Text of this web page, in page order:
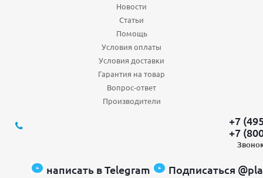
Новости
Статьи
Помощь
Условия оплаты
Условия доставки
Гарантия на товар
Вопрос-ответ
Производители
+7
+7
написать в Telegram Подписаться